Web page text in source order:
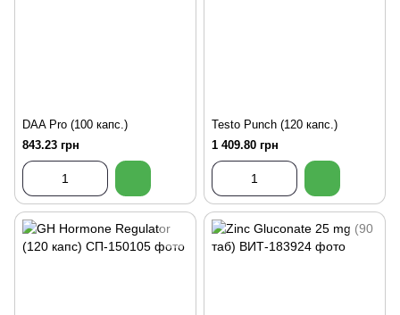
DAA Pro (100 капс.)
843.23 грн
Testo Punch (120 капс.)
1 409.80 грн